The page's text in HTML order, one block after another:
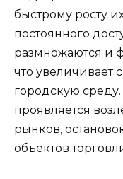
быстрому росту
постоянного
размножаются и
что увеличивает
городскую
проявляется
рынков,
объектов